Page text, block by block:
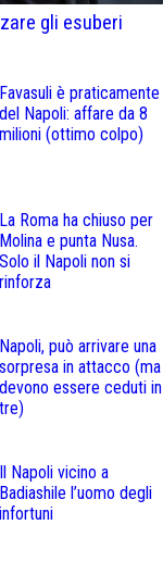
gli esuberi
Favasuli è praticamente
del Napoli: affare da 8
milioni (ottimo colpo)
La Roma ha chiuso per
Molina e punta Nusa.
Solo il Napoli non si
rinforza
Napoli, può arrivare una
sorpresa in attacco (ma
devono essere ceduti in
tre)
Il Napoli vicino a
Badiashile l’uomo degli
infortuni